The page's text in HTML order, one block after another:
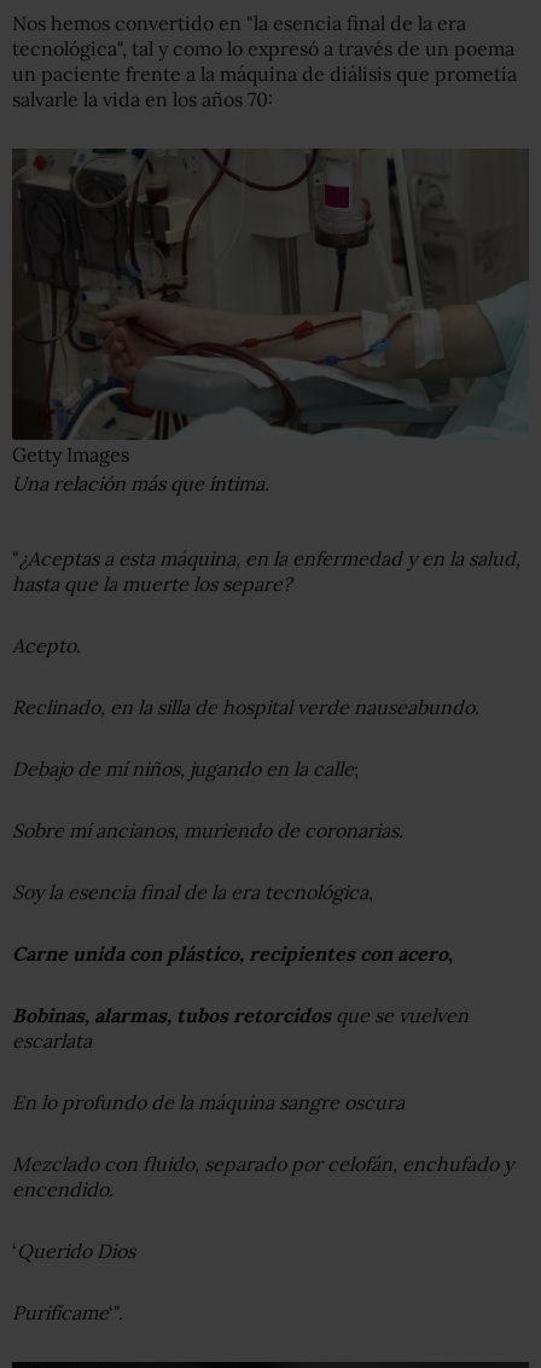
Nos hemos convertido en "la esencia final de la era
tecnológica", tal y como lo expresó a través de un poema
un paciente frente a la máquina de diálisis que prometía
salvarle la vida en los años 70:
Getty Images
Una relación más que íntima.
"¿Aceptas a esta máquina, en la enfermedad y en la salud,
hasta que la muerte los separe?
Acepto.
Reclinado, en la silla de hospital verde nauseabundo.
Debajo de mí niños, jugando en la calle;
Sobre mí ancianos, muriendo de coronarias.
Soy la esencia final de la era tecnológica
Carne unida con plástico, recipientes con acero,
Bobinas, alarmas, tubos retorcidosque se vuelven
escarlata
En lo profundo de la máquina sangre oscura
Mezclado con fluido, separado por celofán, enchufado y
encendido.
‘Querido Dios
Purifícame‘".